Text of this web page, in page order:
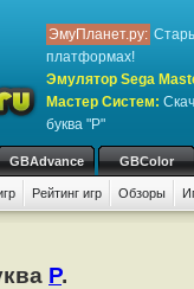
ЭмуПланет.ру:
платформах!
Эмулятор Sega
Мастер Систем:
буква "P"
GBAdvance GBColor
Рейтинг игр Обзоры
P.